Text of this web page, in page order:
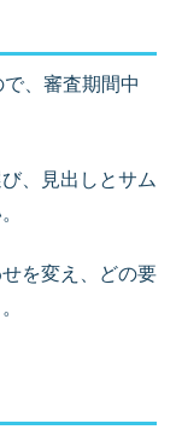
、審査期間中
、見出しとサム
を変え、どの要